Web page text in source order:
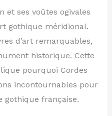
et ses voûtes ogivales
gothique méridional.
d’art remarquables,
historique. Cette
pourquoi Cordes
incontournables pour
gothique française.